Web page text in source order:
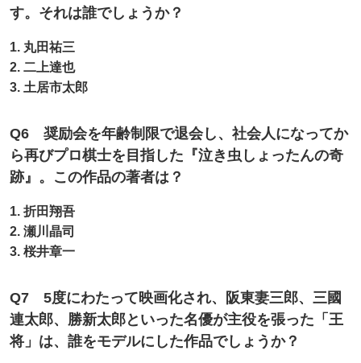
す。それは誰でしょうか？
1. 丸田祐三
2. 二上達也
3. 土居市太郎
Q6 奨励会を年齢制限で退会し、社会人になってか
ら再びプロ棋士を目指した『泣き虫しょったんの奇
跡』。この作品の著者は？
1. 折田翔吾
2. 瀬川晶司
3. 桜井章一
Q7 5度にわたって映画化され、阪東妻三郎、三國
連太郎、勝新太郎といった名優が主役を張った「王
将」は、誰をモデルにした作品でしょうか？